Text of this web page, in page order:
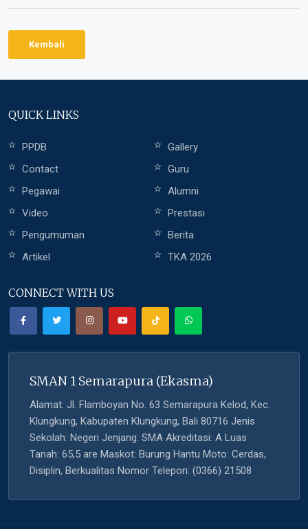
Kembali
QUICK LINKS
PPDB
Gallery
Contact
Guru
Pegawai
Alumni
Video
Prestasi
Pengumuman
Berita
Artikel
TKA 2026
CONNECT WITH US
SMAN 1 Semarapura (Ekasma)
Alamat: Jl. Flamboyan No. 63 Semarapura Kelod, Kec.
Klungkung, Kabupaten Klungkung, Bali 80716 Jenis
Sekolah: Negeri Jenjang: SMA Akreditasi: A Luas
Tanah: 65,5 are Maskot: Burung Hantu Moto: Cerdas,
Disiplin, Berkualitas Nomor Telepon: (0366) 21508